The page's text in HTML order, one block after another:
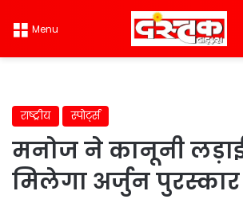
Menu
राष्ट्रीय स्पोर्ट्स
मनोज ने कानूनी लड़ाई
मिलेगा अर्जुन पुरस्कार